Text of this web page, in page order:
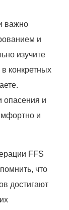
важно
и
изучите
конкретных
опасения и
и
FFS
что
достигают